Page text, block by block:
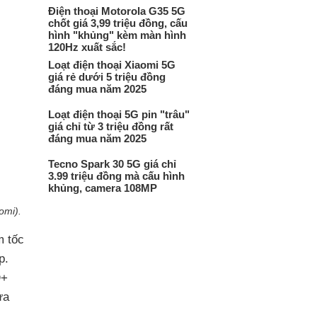
tốc
Điện thoại Motorola G35 5G
chốt giá 3,99 triệu đồng, cấu
hình "khủng" kèm màn hình
120Hz xuất sắc!
Loạt điện thoại Xiaomi 5G
giá rẻ dưới 5 triệu đồng
đáng mua năm 2025
Loạt điện thoại 5G pin "trâu"
giá chỉ từ 3 triệu đồng rất
đáng mua năm 2025
Tecno Spark 30 5G giá chỉ
3.99 triệu đồng mà cấu hình
khủng, camera 108MP